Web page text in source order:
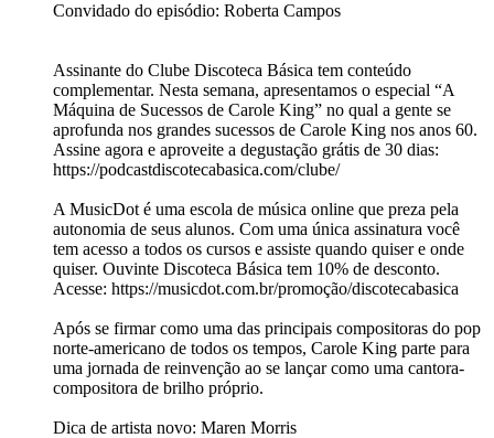
Convidado do episódio: Roberta Campos
Assinante do Clube Discoteca Básica tem conteúdo
complementar. Nesta semana, apresentamos o especial “A
Máquina de Sucessos de Carole King” no qual a gente se
aprofunda nos grandes sucessos de Carole King nos anos 60.
Assine agora e aproveite a degustação grátis de 30 dias:
https://podcastdiscotecabasica.com/clube/
A MusicDot é uma escola de música online que preza pela
autonomia de seus alunos. Com uma única assinatura você
tem acesso a todos os cursos e assiste quando quiser e onde
quiser. Ouvinte Discoteca Básica tem 10% de desconto.
Acesse: https://musicdot.com.br/promoção/discotecabasica
Após se firmar como uma das principais compositoras do pop
norte-americano de todos os tempos, Carole King parte para
uma jornada de reinvenção ao se lançar como uma cantora-
compositora de brilho próprio.
Dica de artista novo: Maren Morris